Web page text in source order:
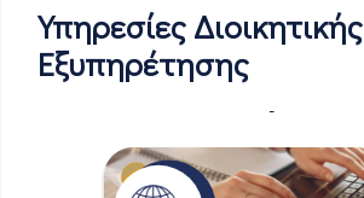
Υπηρεσίες Διοικητικής
Εξυπηρέτησης
-